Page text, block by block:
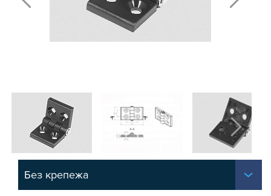
ВНУТРЕННИЕ УГЛОВЫЕ СОЕДИНИТЕЛИ
2-Х И 3-Х СТОРОННИЕ СОЕДИНИТЕЛИ
ОБЩЕСТРОИТЕЛЬНЫЙ ПРОФИЛЬ
ПОДШИПНИКИ
ЛИНЕЙНЫЕ СОЕДИНИТЕЛИ
ДОПОЛНИТЕЛЬНАЯ ОБРАБОТКА
ПАРАЛЛЕЛЬНЫЕ СОЕДИНИТЕЛИ
ПРОМЫШЛЕННАЯ МЕБЕЛЬ
Без крепежа